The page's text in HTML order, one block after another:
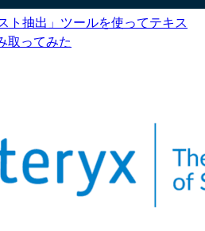
ト抽出」ツールを使ってテキス
取ってみた